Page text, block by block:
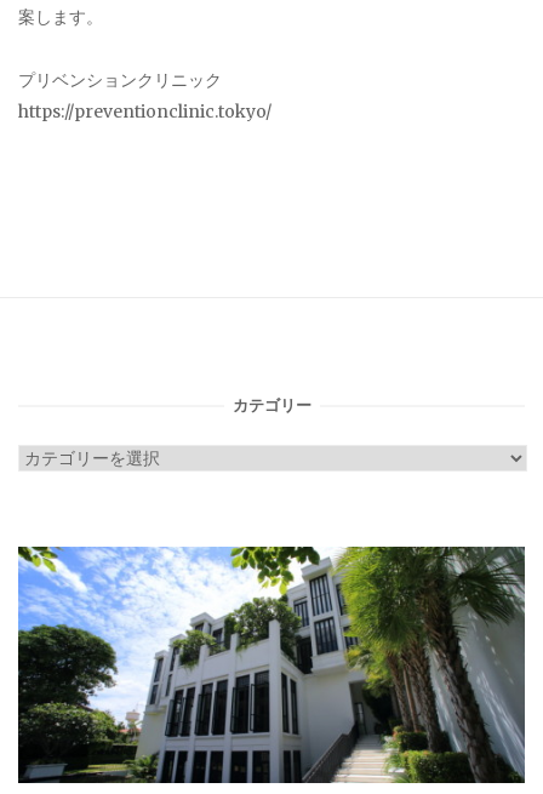
案します。
プリベンションクリニック
https://preventionclinic.tokyo/
カテゴリー
カ
リ
ー